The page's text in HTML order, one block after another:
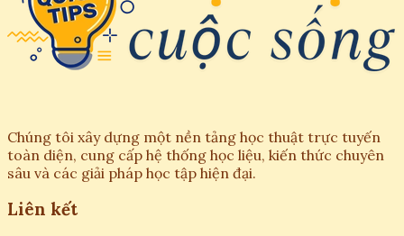
Chúng tôi xây dựng một nền tảng học thuật trực tuyến
toàn diện, cung cấp hệ thống học liệu, kiến thức chuyên
sâu và các giải pháp học tập hiện đại.
Liên kết